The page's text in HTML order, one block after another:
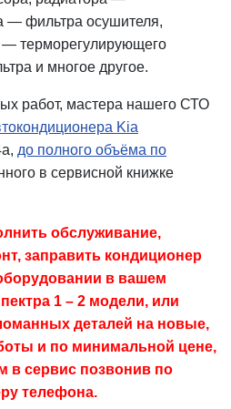
— фильтра осушителя,
— терморегулирующего
и многое другое.
работ, мастера нашего СТО
Kia
до полного объёма по
в сервисной книжке
обслуживание,
заправить кондиционер
в вашем
1 – 2 модели, или
деталей на новые,
и по минимальной цене,
в сервис позвонив по
телефона.